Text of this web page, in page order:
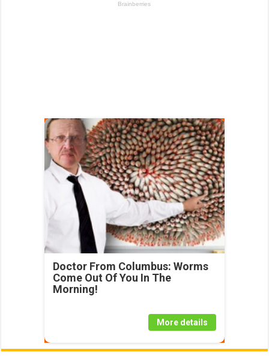
Doctor From Columbus: Worms
Come Out Of You In The
Morning!
More details